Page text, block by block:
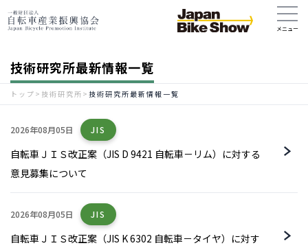
技術研究所最新情報一覧
トップ > 技術研究所 > 技術研究所最新情報一覧
2026年08月05日 JIS
自転車ＪＩＳ改正案（JIS D 9421 自転車－リム）に対する
意見募集について
2026年08月05日 JIS
自転車ＪＩＳ改正案（JIS K 6302 自転車－タイヤ）に対す